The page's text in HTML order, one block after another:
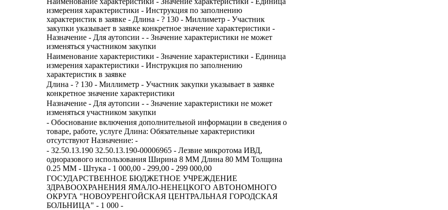
измерения характеристики - Инструкция по заполнению
характеристик в заявке - Длина - ? 130 - Миллиметр - Участник
закупки указывает в заявке конкретное значение характеристики -
Назначение - Для аутопсии - - Значение характеристики не может
изменяться участником закупки
Наименование характеристики - Значение характеристики - Единица
измерения характеристики - Инструкция по заполнению
характеристик в заявке
Длина - ? 130 - Миллиметр - Участник закупки указывает в заявке
конкретное значение характеристики
Назначение - Для аутопсии - - Значение характеристики не может
изменяться участником закупки
- Обоснование включения дополнительной информации в сведения о
товаре, работе, услуге Длина: Обязательные характеристики
отсутствуют Назначение: -
- 32.50.13.190 32.50.13.190-00006965 - Лезвие микротома ИВД,
одноразового использования Ширина 8 ММ Длина 80 ММ Толщина
0.25 ММ - Штука - 1 000,00 - 299,00 - 299 000,00
ГОСУДАРСТВЕННОЕ БЮДЖЕТНОЕ УЧРЕЖДЕНИЕ
ЗДРАВООХРАНЕНИЯ ЯМАЛО-НЕНЕЦКОГО АВТОНОМНОГО
ОКРУГА "НОВОУРЕНГОЙСКАЯ ЦЕНТРАЛЬНАЯ ГОРОДСКАЯ
БОЛЬНИЦА" - 1 000 -